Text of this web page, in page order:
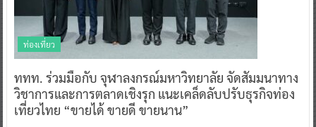
ท่องเที่ยว
ททท. ร่วมมือกับ จุฬาลงกรณ์มหาวิทยาลัย จัดสัมมนาทาง
วิชาการและการตลาดเชิงรุก แนะเคล็ดลับปรับธุรกิจท่อง
เที่ยวไทย “ขายได้ ขายดี ขายนาน”